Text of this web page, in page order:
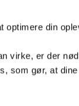
optimere din
virke, er der
som gør, at